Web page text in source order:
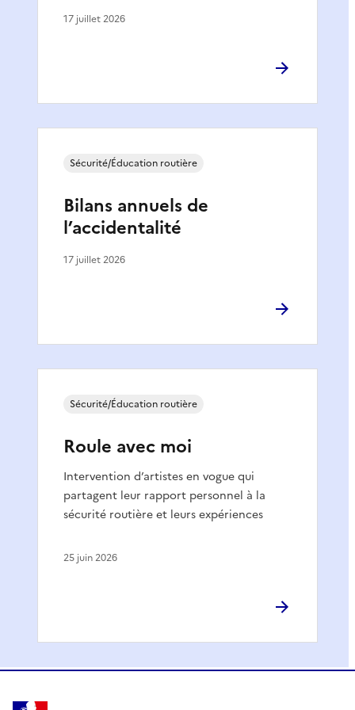
17 juillet 2026
Bilans annuels de
l’accidentalité
Sécurité/Éducation routière
17 juillet 2026
Roule avec moi
Intervention d’artistes en vogue qui
partagent leur rapport personnel à la
sécurité routière et leurs expériences
Sécurité/Éducation routière
25 juin 2026